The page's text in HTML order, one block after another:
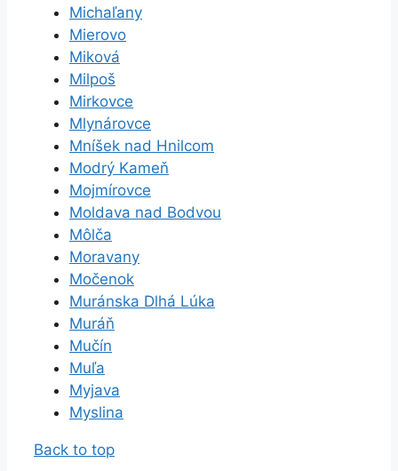
Michaľany
Mierovo
Miková
Milpoš
Mirkovce
Mlynárovce
Mníšek nad Hnilcom
Modrý Kameň
Mojmírovce
Moldava nad Bodvou
Môlča
Moravany
Močenok
Muránska Dlhá Lúka
Muráň
Mučín
Muľa
Myjava
Myslina
Back to top